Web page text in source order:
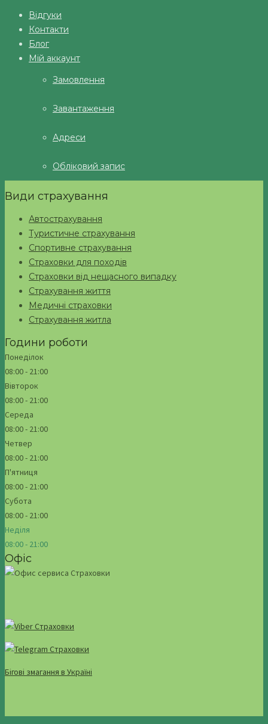
Відгуки
Контакти
Блог
Мій аккаунт
Замовлення
Завантаження
Адреси
Обліковий запис
Види страхування
Автострахування
Туристичне страхування
Спортивне страхування
Страховки для походів
Страховки від нещасного випадку
Страхування життя
Медичні страховки
Страхування житла
Години роботи
Понеділок
08:00 - 21:00
Вівторок
08:00 - 21:00
Середа
08:00 - 21:00
Четвер
08:00 - 21:00
П'ятниця
08:00 - 21:00
Субота
08:00 - 21:00
Неділя
08:00 - 21:00
Офіс
Бігові змагання в Україні